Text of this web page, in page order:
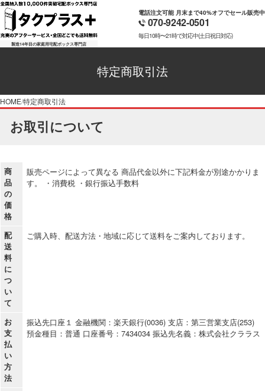
製造14年目の家庭用宅配ボックス専門店
電話注文可能 月末まで40%オフでセール販売中
070-9242-0501
毎日10時〜21時で対応中(土日祝日対応)
特定商取引法
HOME特定商取引法
お取引について
商
品
の
価
格
販売ページによって異なる 商品代金以外に下記料金が別途かかりま
す。 ・消費税 ・銀行振込手数料
配
送
料
に
つ
い
て
ご購入時、配送方法・地域に応じて送料をご案内しております。
お
支
払
い
方
法
振込先口座１ 金融機関：楽天銀行(0036) 支店：第三営業支店(253)
預金種目：普通 口座番号：7434034 振込先名義：株式会社クララス